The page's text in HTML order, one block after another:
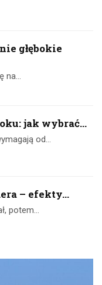
głębokie
na…
jak wybrać...
od…
– efekty...
potem…